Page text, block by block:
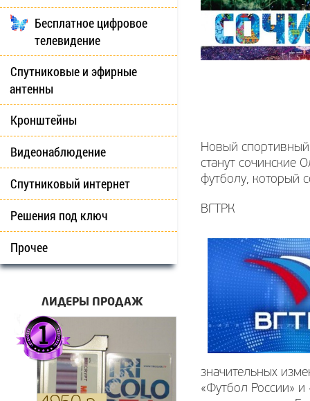
Бесплатное цифровое
телевидение
Спутниковые и эфирные
антенны
Кронштейны
Видеонаблюдение
Спутниковый интернет
Решения под ключ
Прочее
ЛИДЕРЫ ПРОДАЖ
Новый спортивный
станут сочинские
футболу, который
ВГТРК
значительных
«Футбол России» и